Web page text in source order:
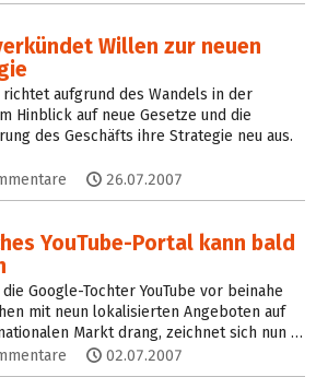
Willen zur neuen
richtet aufgrund des Wandels in der
Hinblick auf neue Gesetze und die
des Geschäfts ihre Strategie neu aus.
26.07.2007
YouTube-Portal kann bald
Google-Tochter YouTube vor beinahe
mit neun lokalisierten Angeboten auf
Markt drang, zeichnet sich nun …
02.07.2007